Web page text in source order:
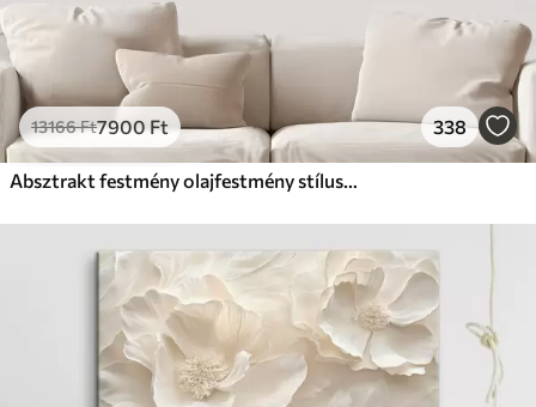
13166Ft7900Ft 338
Absztrakt festmény olajfestmény stílusban